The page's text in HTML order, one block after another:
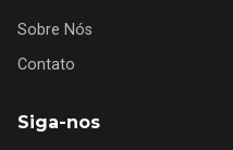
Sobre Nós
Contato
Siga-nos